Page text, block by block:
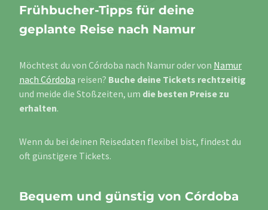
Frühbucher-Tipps für deine
geplante Reise nach Namur
Möchtest du von Córdoba nach Namur oder von Namur
nach Córdoba reisen? Buche deine Tickets rechtzeitig
und meide die Stoßzeiten, um die besten Preise zu
erhalten.
Wenn du bei deinen Reisedaten flexibel bist, findest du
oft günstigere Tickets.
Bequem und günstig von Córdoba